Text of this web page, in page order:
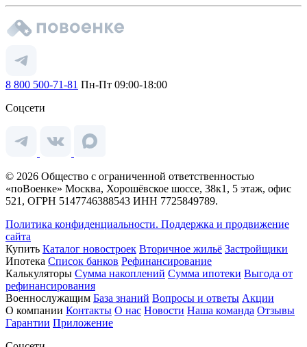
8 800 500-71-81 Пн-Пт 09:00-18:00
Соцсети
© 2026 Общество с ограниченной ответственностью
«поВоенке» Москва, Хорошёвское шоссе, 38к1, 5 этаж, офис
521, ОГРН 5147746388543 ИНН 7725849789.
Политика конфиденциальности. Поддержка и продвижение
сайта
Купить Каталог новостроек Вторичное жильё Застройщики
Ипотека Список банков Рефинансирование
Калькуляторы Сумма накоплений Сумма ипотеки Выгода от
рефинансирования
Военнослужащим База знаний Вопросы и ответы Акции
О компании Контакты О нас Новости Наша команда Отзывы
Гарантии Приложение